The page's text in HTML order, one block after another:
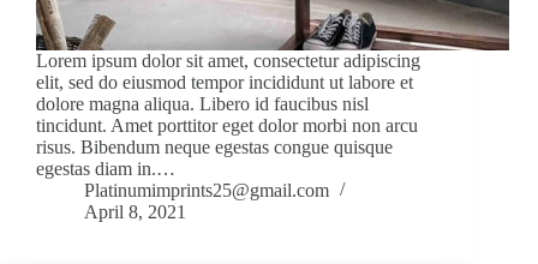
Lorem ipsum dolor sit amet, consectetur adipiscing
elit, sed do eiusmod tempor incididunt ut labore et
dolore magna aliqua. Libero id faucibus nisl
tincidunt. Amet porttitor eget dolor morbi non arcu
risus. Bibendum neque egestas congue quisque
egestas diam in.…
Platinumimprints25@gmail.com
April 8, 2021